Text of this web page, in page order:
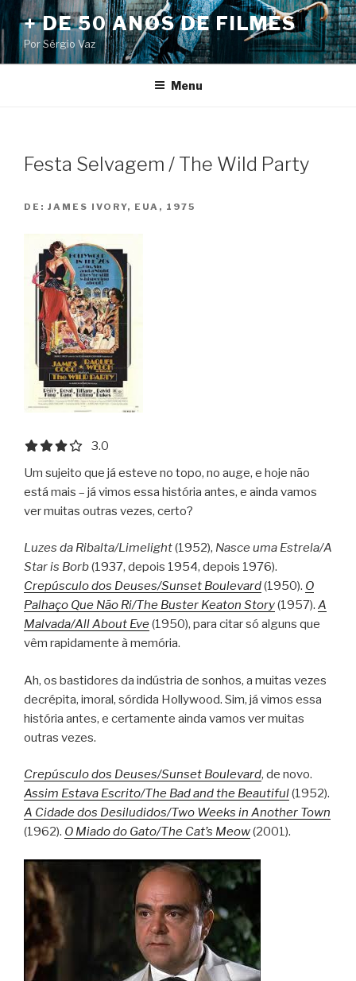
Pular
para
o
conteúdo
+ DE 50 ANOS DE FILMES
Por Sérgio Vaz
Menu
Festa Selvagem / The Wild Party
DE: JAMES IVORY, EUA, 1975
3.0 out of 5.0 stars
3.0
Um sujeito que já esteve no topo, no auge, e hoje não
está mais – já vimos essa história antes, e ainda vamos
ver muitas outras vezes, certo?
Luzes da Ribalta/Limelight(1952), Nasce uma Estrela/A
Star is Borb(1937, depois 1954, depois 1976).
Crepúsculo dos Deuses/Sunset Boulevard(1950). O
Palhaço Que Não Ri/The Buster Keaton Story(1957). A
Malvada/All About Eve(1950), para citar só alguns que
vêm rapidamente à memória.
Ah, os bastidores da indústria de sonhos, a muitas vezes
decrépita, imoral, sórdida Hollywood. Sim, já vimos essa
história antes, e certamente ainda vamos ver muitas
outras vezes.
Crepúsculo dos Deuses/Sunset Boulevard, de novo.
Assim Estava Escrito/The Bad and the Beautiful(1952).
A Cidade dos Desiludidos/Two Weeks in Another Town
(1962). O Miado do Gato/The Cat’s Meow(2001).